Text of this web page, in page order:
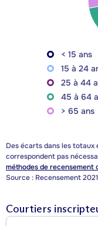
< 15 ans
15 à 24
25 à 44
45 à 64
> 65 ans
Des écarts dans les totaux
correspondent pas
méthodes de recensement
Source : Recensement
Courtiers